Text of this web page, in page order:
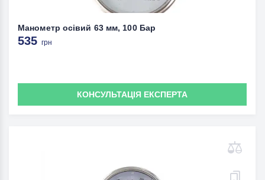
Манометр осівий 63 мм, 100 Бар
535 грн
КОНСУЛЬТАЦІЯ ЕКСПЕРТА